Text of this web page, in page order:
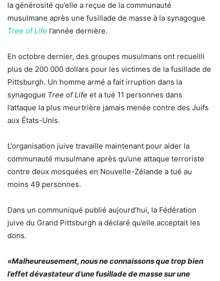
la générosité qu’elle a reçue de la communauté
musulmane après une fusillade de masse à la synagogue
Tree of Life l’année dernière.
En octobre dernier, des groupes musulmans ont recueilli
plus de 200 000 dollars pour les victimes de la fusillade de
Pittsburgh. Un homme armé a fait irruption dans la
synagogue Tree of Life et a tué 11 personnes dans
l’attaque la plus meurtrière jamais menée contre des Juifs
aux États-Unis.
L’organisation juive travaille maintenant pour aider la
communauté musulmane après qu’une attaque terroriste
contre deux mosquées en Nouvelle-Zélande a tué au
moins 49 personnes.
Dans un communiqué publié aujourd’hui, la Fédération
juive du Grand Pittsburgh a déclaré qu’elle acceptait les
dons.
«Malheureusement, nous ne connaissons que trop bien
l’effet dévastateur d’une fusillade de masse sur une